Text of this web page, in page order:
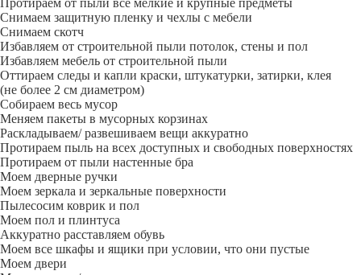
Протираем от пыли все мелкие и крупные предметы
Снимаем защитную пленку и чехлы с мебели
Снимаем скотч
Избавляем от строительной пыли потолок, стены и пол
Избавляем мебель от строительной пыли
Оттираем следы и капли краски, штукатурки, затирки, клея
(не более 2 см диаметром)
Собираем весь мусор
Меняем пакеты в мусорных корзинах
Раскладываем/ развешиваем вещи аккуратно
Протираем пыль на всех доступных и свободных поверхностях
Протираем от пыли настенные бра
Моем дверные ручки
Моем зеркала и зеркальные поверхности
Пылесосим коврик и пол
Моем пол и плинтуса
Аккуратно расставляем обувь
Моем все шкафы и ящики при условии, что они пустые
Моем двери